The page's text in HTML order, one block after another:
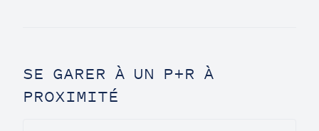
SE GARER À UN P+R À
PROXIMITÉ